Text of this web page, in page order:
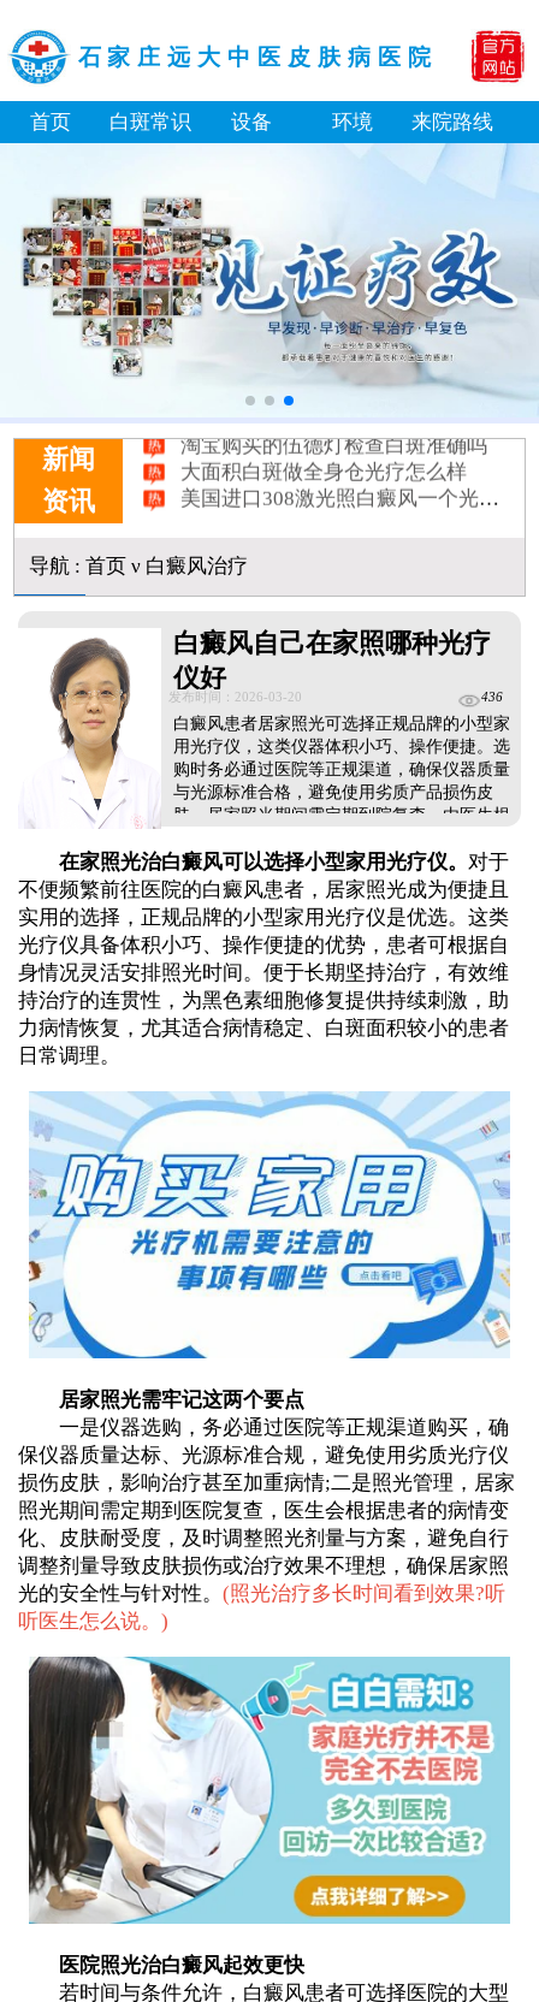
石家庄远大中医皮肤病医院
首页 白斑常识 设备 环境 来院路线
新闻
资讯
淘宝购买的伍德灯检查白斑准确吗
大面积白斑做全身仓光疗怎么样
美国进口308激光照白癜风一个光斑大概费用多少
小孩膝盖上有白色的点点摸着光滑怎么回事
伍德灯下白斑比肉眼看到的更大正常吗
儿童下巴长小白点是什么原因
皮肤ct检测白斑对治疗有什么作用
白斑摸着光滑边界清晰有可能是哪种皮肤病
导航: 首页ν 白癜风治疗
白癜风自己在家照哪种光疗
仪好
发布时间：2026-03-20 436
白癜风患者居家照光可选择正规品牌的小型家
用光疗仪，这类仪器体积小巧、操作便捷。选
购时务必通过医院等正规渠道，确保仪器质量
与光源标准合格，避免使用劣质产品损伤皮
肤。居家照光期间需定期到院复查，由医生根
效。若时间与条件允许，优选医院大型医用光
疗仪，光源更纯净、能量稳定，由照光医生操
作，起效更快且安全性更高。...
在家照光治白癜风可以选择小型家用光疗仪。 对于
不便频繁前往医院的白癜风患者，居家照光成为便捷且
实用的选择，正规品牌的小型家用光疗仪是优选。这类
光疗仪具备体积小巧、操作便捷的优势，患者可根据自
身情况灵活安排照光时间。便于长期坚持治疗，有效维
持治疗的连贯性，为黑色素细胞修复提供持续刺激，助
力病情恢复，尤其适合病情稳定、白斑面积较小的患者
日常调理。
居家照光需牢记这两个要点
一是仪器选购，务必通过医院等正规渠道购买，确
保仪器质量达标、光源标准合规，避免使用劣质光疗仪
损伤皮肤，影响治疗甚至加重病情;二是照光管理，居家
照光期间需定期到医院复查，医生会根据患者的病情变
化、皮肤耐受度，及时调整照光剂量与方案，避免自行
调整剂量导致皮肤损伤或治疗效果不理想，确保居家照
光的安全性与针对性。 (照光治疗多长时间看到效果?听
听医生怎么说。 )
医院照光治白癜风起效更快
若时间与条件允许，白癜风患者可选择医院的大型